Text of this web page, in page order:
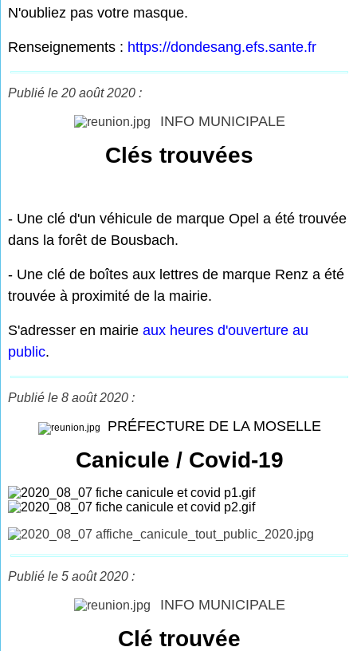
N'oubliez pas votre masque.
Renseignements : https://dondesang.efs.sante.fr
Publié le 20 août 2020 :
INFO MUNICIPALE
Clés trouvées
- Une clé d'un véhicule de marque Opel a été trouvée
dans la forêt de Bousbach.
- Une clé de boîtes aux lettres de marque Renz a été
trouvée à proximité de la mairie.
S'adresser en mairieaux heures d'ouverture au
public.
Publié le 8 août 2020 :
PRÉFECTURE DE LA MOSELLE
Canicule / Covid-19
Publié le 5 août 2020 :
INFO MUNICIPALE
Clé trouvée